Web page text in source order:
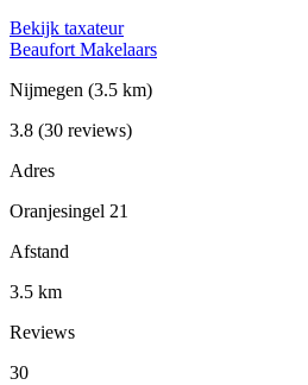
Bekijk taxateur
Beaufort Makelaars
Nijmegen (3.5 km)
3.8 (30 reviews)
Adres
Oranjesingel 21
Afstand
3.5 km
Reviews
30